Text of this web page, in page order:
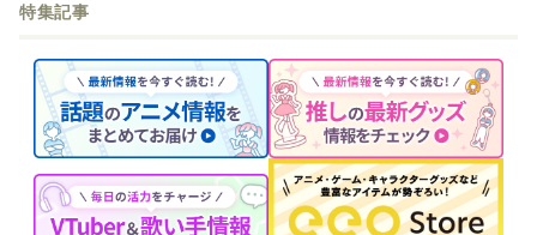
特集記事